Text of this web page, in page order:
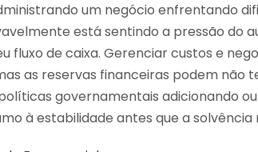
um negócio enfrentando
está sentindo a pressão do
fluxo de caixa. Gerenciar custos e
as reservas financeiras podem não
governamentais adicionando
à estabilidade antes que a